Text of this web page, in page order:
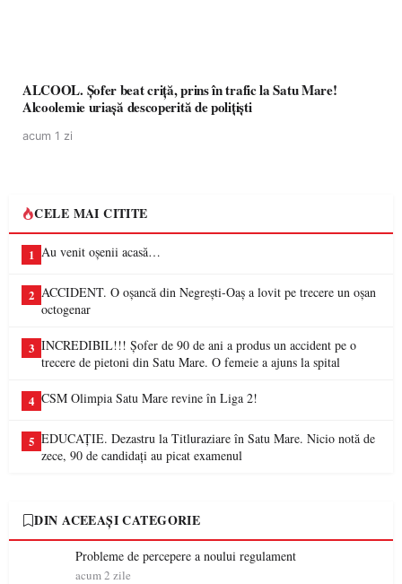
ALCOOL. Șofer beat criță, prins în trafic la Satu Mare!
Alcoolemie uriașă descoperită de polițiști
acum 1 zi
CELE MAI CITITE
1 Au venit oșenii acasă…
2 ACCIDENT. O oșancă din Negrești-Oaș a lovit pe trecere un oșan
octogenar
3 INCREDIBIL!!! Șofer de 90 de ani a produs un accident pe o
trecere de pietoni din Satu Mare. O femeie a ajuns la spital
4 CSM Olimpia Satu Mare revine în Liga 2!
5 EDUCAȚIE. Dezastru la Titluraziare în Satu Mare. Nicio notă de
zece, 90 de candidați au picat examenul
DIN ACEEAȘI CATEGORIE
Probleme de percepere a noului regulament
acum 2 zile